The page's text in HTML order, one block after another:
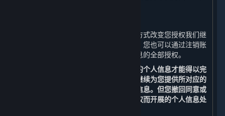
您可以通过删除信息、关闭设备功能等方式改变您授权我们继
续收集个人信息的范围或撤回您的授权。您也可以通过注销账
户的方式，撤回我们继续收集您个人信息的全部授权。
请您理解，每个业务功能需要一些基本的个人信息才能得以完
成，当您撤回同意或授权后，我们无法继续为您提供所对应的
内容和服务，也不再处理您相应的个人信息。但您撤回同意或
授权的决定，不会影响此前基于您的授权而开展的个人信息处